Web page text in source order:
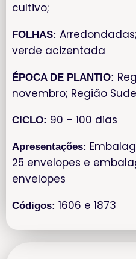
cultivo;
FOLHAS:
verde acizentada
ÉPOCA DE PLANTIO:
novembro; Região
CICLO: 90 – 100 dias
Apresentações:
25 envelopes e
envelopes
Códigos: 1606 e 1873